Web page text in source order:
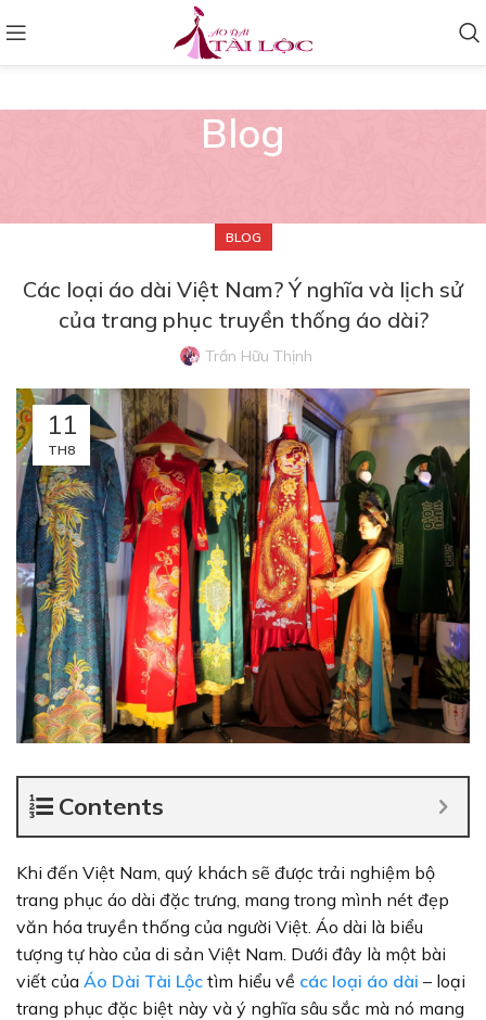
Blog
BLOG
Các loại áo dài Việt Nam? Ý nghĩa và lịch sử
của trang phục truyền thống áo dài?
Trần Hữu Thịnh
11
TH8
Contents
Khi đến Việt Nam, quý khách sẽ được trải nghiệm bộ
trang phục áo dài đặc trưng, mang trong mình nét đẹp
văn hóa truyền thống của người Việt. Áo dài là biểu
tượng tự hào của di sản Việt Nam. Dưới đây là một bài
viết của Áo Dài Tài Lộc tìm hiểu về các loại áo dài – loại
trang phục đặc biệt này và ý nghĩa sâu sắc mà nó mang